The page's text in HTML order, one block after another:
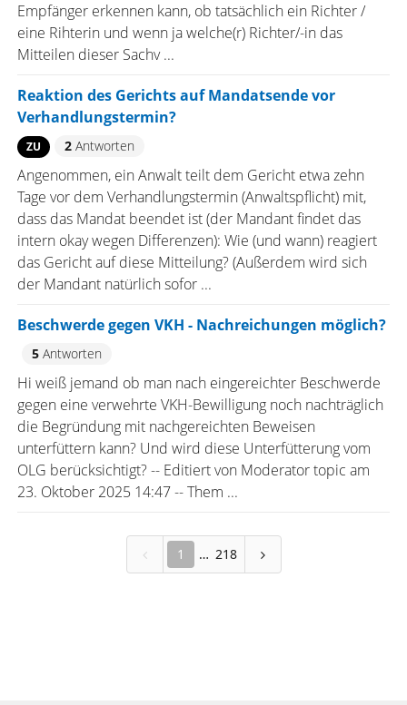
Empfänger erkennen kann, ob tatsächlich ein Richter /
eine Rihterin und wenn ja welche(r) Richter/-in das
Mitteilen dieser Sachv ...
Reaktion des Gerichts auf Mandatsende vor
Verhandlungstermin?
ZU 2Antworten
Angenommen, ein Anwalt teilt dem Gericht etwa zehn
Tage vor dem Verhandlungstermin (Anwaltspflicht) mit,
dass das Mandat beendet ist (der Mandant findet das
intern okay wegen Differenzen): Wie (und wann) reagiert
das Gericht auf diese Mitteilung? (Außerdem wird sich
der Mandant natürlich sofor ...
Beschwerde gegen VKH - Nachreichungen möglich?
5Antworten
Hi weiß jemand ob man nach eingereichter Beschwerde
gegen eine verwehrte VKH-Bewilligung noch nachträglich
die Begründung mit nachgereichten Beweisen
unterfüttern kann? Und wird diese Unterfütterung vom
OLG berücksichtigt? -- Editiert von Moderator topic am
23. Oktober 2025 14:47 -- Them ...
1 218